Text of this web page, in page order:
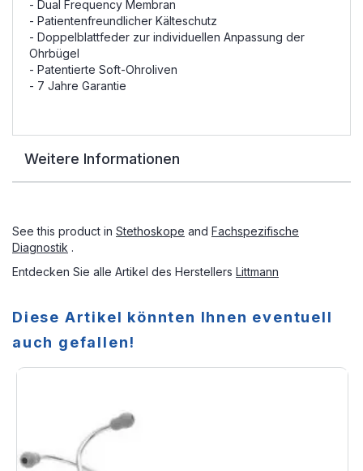
- Dual Frequency Membran
- Patientenfreundlicher Kälteschutz
- Doppelblattfeder zur individuellen Anpassung der
Ohrbügel
- Patentierte Soft-Ohroliven
- 7 Jahre Garantie
Weitere Informationen
See this product in Stethoskope and Fachspezifische
Diagnostik .
Entdecken Sie alle Artikel des Herstellers Littmann
Diese Artikel könnten Ihnen eventuell
auch gefallen!